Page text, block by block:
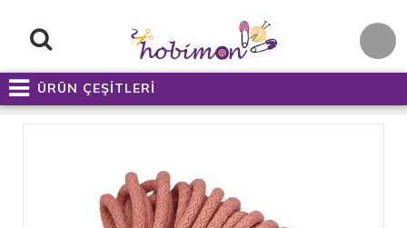
ÜRÜN ÇEŞİTLERİ